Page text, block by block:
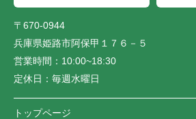
〒670-0944
兵庫県姫路市阿保甲１７６－５
営業時間： 10:00~18:30
定休日： 毎週水曜日
トップページ